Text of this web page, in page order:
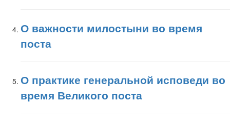
О важности милостыни во время
поста
О практике генеральной исповеди во
время Великого поста